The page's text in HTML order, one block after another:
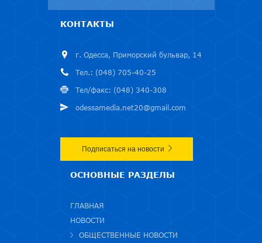
КОНТАКТЫ
г. Одесса, Приморский бульвар, 14
Тел.: (048) 705-40-25
Тел/факс: (048) 340-308
odessamedia.net20@gmail.com
Подписаться на новости
ОСНОВНЫЕ РАЗДЕЛЫ
ГЛАВНАЯ
НОВОСТИ
ОБЩЕСТВЕННЫЕ НОВОСТИ